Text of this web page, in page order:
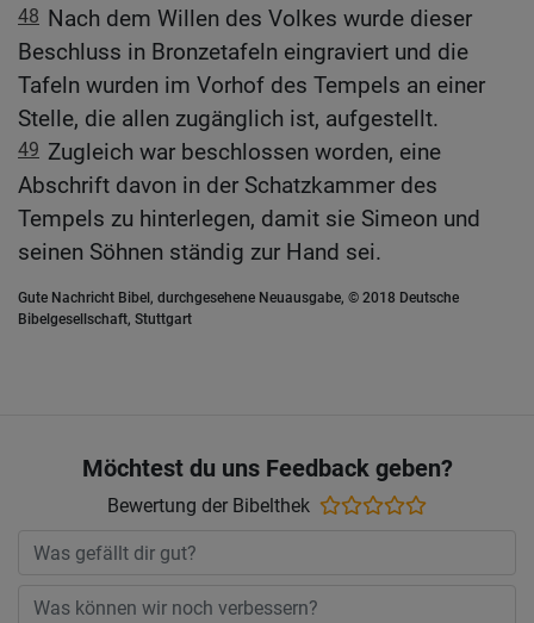
48 Nach dem Willen des Volkes wurde dieser
Beschluss in Bronzetafeln eingraviert und die
Tafeln wurden im Vorhof des Tempels an einer
Stelle, die allen zugänglich ist, aufgestellt.
49 Zugleich war beschlossen worden, eine
Abschrift davon in der Schatzkammer des
Tempels zu hinterlegen, damit sie Simeon und
seinen Söhnen ständig zur Hand sei.
Gute Nachricht Bibel, durchgesehene Neuausgabe, © 2018 Deutsche
Bibelgesellschaft, Stuttgart
Möchtest du uns Feedback geben?
Bewertung der Bibelthek